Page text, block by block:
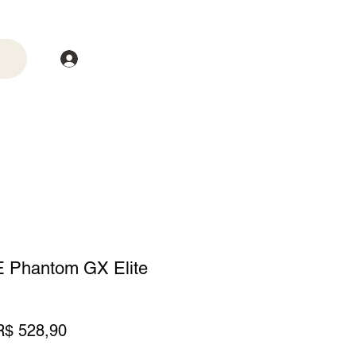
Phantom GX Elite
528,90Preço